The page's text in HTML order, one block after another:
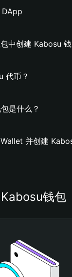
DApp
中创建 Kabosu 钱
代币？
是什么？
并创建
钱包